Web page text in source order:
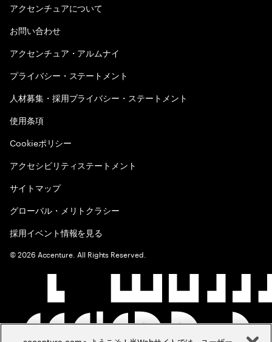
アクセンチュアについて
お問い合わせ
アクセンチュア・アルムナイ
プライバシー・ステートメント
人材募集・採用プライバシー・ステートメント
使用条項
Cookieポリシー
アクセシビリティステートメント
サイトマップ
グローバル・メリトクラシー
採用イベント情報を見る
©2026 Accenture. All Rights Reserved.